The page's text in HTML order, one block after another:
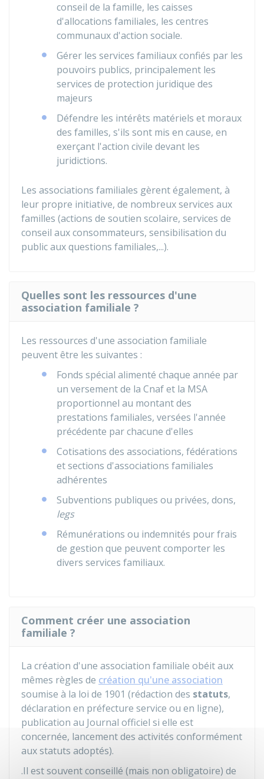
conseil de la famille, les caisses
d'allocations familiales, les centres
communaux d'action sociale.
Gérer les services familiaux confiés par les
pouvoirs publics, principalement les
services de protection juridique des
majeurs
Défendre les intérêts matériels et moraux
des familles, s'ils sont mis en cause, en
exerçant l'action civile devant les
juridictions.
Les associations familiales gèrent également, à
leur propre initiative, de nombreux services aux
familles (actions de soutien scolaire, services de
conseil aux consommateurs, sensibilisation du
public aux questions familiales,...).
Quelles sont les ressources d'une
association familiale ?
Les ressources d'une association familiale
peuvent être les suivantes :
Fonds spécial alimenté chaque année par
un versement de la Cnafet la MSA
proportionnel au montant des
prestations familiales, versées l'année
précédente par chacune d'elles
Cotisations des associations, fédérations
et sections d'associations familiales
adhérentes
Subventions publiques ou privées, dons,
legs
Rémunérations ou indemnités pour frais
de gestion que peuvent comporter les
divers services familiaux.
Comment créer une association
familiale ?
La création d'une association familiale obéit aux
mêmes règles de création qu'une association
soumise à la loi de 1901 (rédaction des statuts,
déclaration en préfecture service ou en ligne),
publication au Journal officiel si elle est
concernée, lancement des activités conformément
aux statuts adoptés).
.Il est souvent conseillé (mais non obligatoire) de